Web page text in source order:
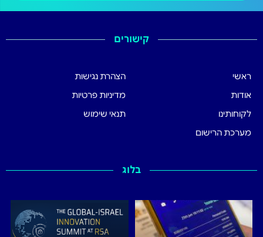
קישורים
ראשי
אודות
לקוחותינו
מערכת הרישום
הצהרת נגישות
מדיניות פרטיות
תנאי שימוש
בלוג